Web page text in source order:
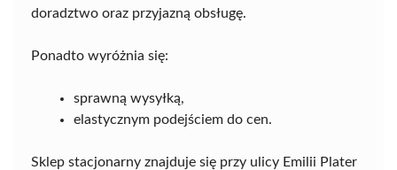
doradztwo oraz przyjazną obsługę.
Ponadto wyróżnia się:
sprawną wysyłką,
elastycznym podejściem do cen.
Sklep stacjonarny znajduje się przy ulicy Emilii Plater